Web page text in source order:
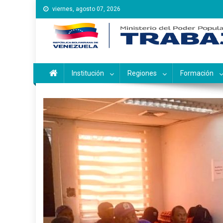
Saltar
al
contenido
viernes, agosto 07, 2026
Instituto Nacional de
Inces
Institución Regiones Formación